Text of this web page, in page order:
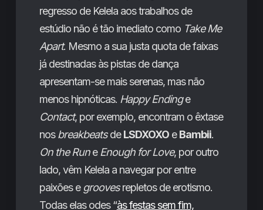
regresso de Kelela aos trabalhos de
estúdio não é tão imediato como Take Me
Apart. Mesmo a sua justa quota de faixas
já destinadas às pistas de dança
apresentam-se mais serenas, mas não
menos hipnóticas. Happy Endinge
Contact, por exemplo, encontram o êxtase
nosbreakbeatsdeLSDXOXOeBambii.
On the Rune Enough for Love, por outro
lado, vêm Kelela a navegar por entre
paixões e groovesrepletos de erotismo.
Todas elas odes “às festas sem fim,